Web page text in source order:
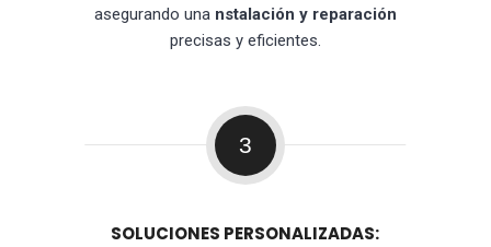
asegurando una nstalación y reparación
precisas y eficientes.
3
SOLUCIONES PERSONALIZADAS: